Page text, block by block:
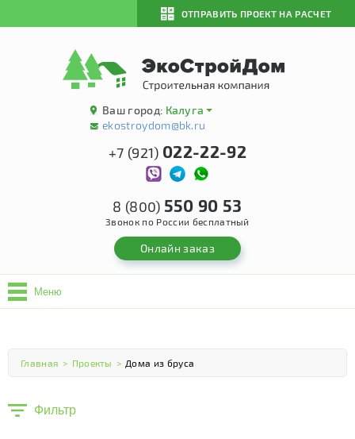
ОТПРАВИТЬ ПРОЕКТ НА РАСЧЕТ
Ваш город: Калуга
ekostroydom@bk.ru
+7 (921) 022-22-92
8 (800) 550 90 53
Звонок по России бесплатный
Онлайн заказ
Меню
Главная > Проекты > Дома из бруса
Фильтр